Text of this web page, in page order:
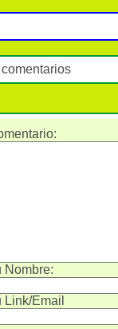
:
Nombre:
Link/Email